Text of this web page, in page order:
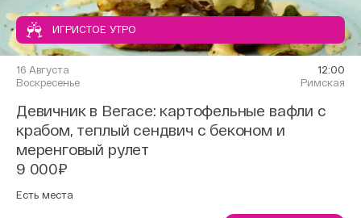
ИГРИСТОЕ УТРО
16 Августа
Воскресенье
12:00
Римская
Девичник в Вегасе: картофельные вафли с
крабом, теплый сендвич с беконом и
меренговый рулет
9 000₽
Есть места